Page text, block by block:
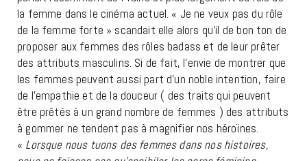
la femme dans le cinéma actuel. « Je ne veux pas du rôle
de la femme forte » scandait elle alors qu’il de bon ton de
proposer aux femmes des rôles badass et de leur prêter
des attributs masculins. Si de fait, l’envie de montrer que
les femmes peuvent aussi part d’un noble intention, faire
de l’empathie et de la douceur ( des traits qui peuvent
être prêtés à un grand nombre de femmes ) des attributs
à gommer ne tendent pas à magnifier nos héroïnes.
« Lorsque nous tuons des femmes dans nos histoires,